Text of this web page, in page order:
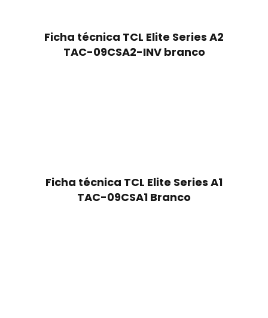
Ficha técnica TCL Elite Series A2
TAC-09CSA2-INV branco
Ficha técnica TCL Elite Series A1
TAC-09CSA1 Branco